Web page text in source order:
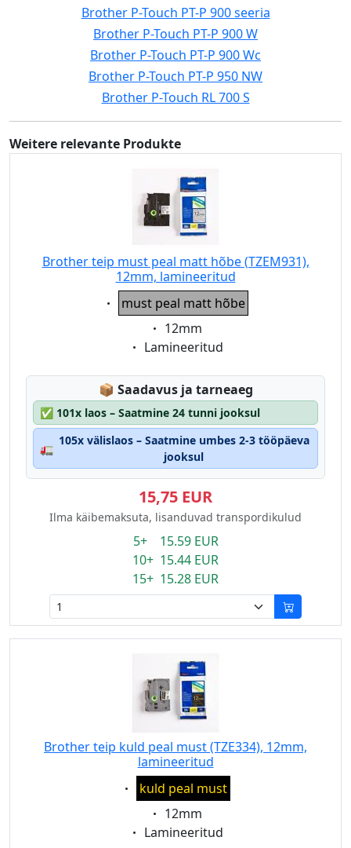
Brother P-Touch PT-P 900 seeria
Brother P-Touch PT-P 900 W
Brother P-Touch PT-P 900 Wc
Brother P-Touch PT-P 950 NW
Brother P-Touch RL 700 S
Weitere relevante Produkte
Brother teip must peal matt hõbe (TZEM931),
12mm, lamineeritud
Eigenschaft:
must peal matt hõbe
Eigenschaft:
12mm
Eigenschaft:
Lamineeritud
📦 Lagerstatus:
Saadavus ja tarneaeg
✅ 101x laos – Saatmine 24 tunni jooksul
🚛
105x välislaos – Saatmine umbes 2-3 tööpäeva
jooksul
15,75 EUR
Ilma käibemaksuta, lisanduvad transpordikulud
5+ 15.59 EUR
10+ 15.44 EUR
15+ 15.28 EUR
Brother teip kuld peal must (TZE334), 12mm,
lamineeritud
Eigenschaft:
kuld peal must
Eigenschaft:
12mm
Eigenschaft:
Lamineeritud